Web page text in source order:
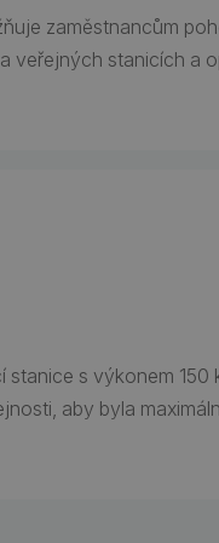
zaměstnancům
veřejných stanicích a
s výkonem 150
aby byla